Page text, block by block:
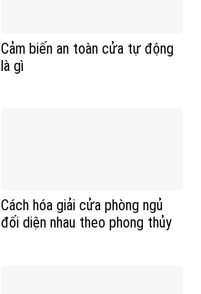
Cảm biến an toàn cửa tự động
là gì
Cách hóa giải cửa phòng ngủ
đối diện nhau theo phong thủy